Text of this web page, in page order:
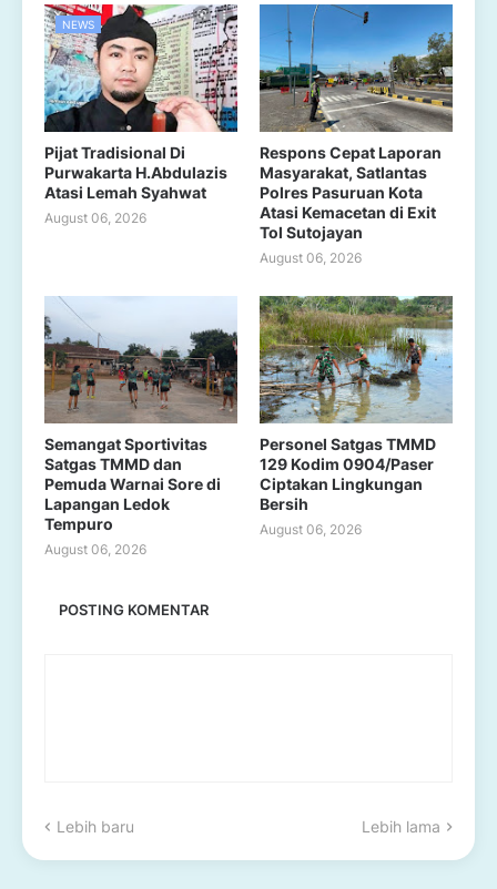
NEWS
Pijat Tradisional Di
Purwakarta H.Abdulazis
Atasi Lemah Syahwat
August 06, 2026
Respons Cepat Laporan
Masyarakat, Satlantas
Polres Pasuruan Kota
Atasi Kemacetan di Exit
Tol Sutojayan
August 06, 2026
Semangat Sportivitas
Satgas TMMD dan
Pemuda Warnai Sore di
Lapangan Ledok
Tempuro
August 06, 2026
Personel Satgas TMMD
129 Kodim 0904/Paser
Ciptakan Lingkungan
Bersih
August 06, 2026
POSTING KOMENTAR
Lebih baru Lebih lama